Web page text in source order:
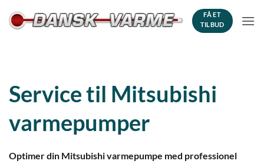
FÅ ET
TILBUD
Service til Mitsubishi
varmepumper
Optimer din Mitsubishi varmepumpe med professionel